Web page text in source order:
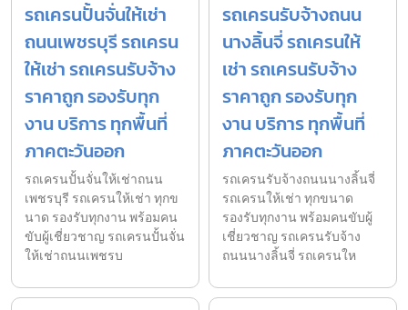
รถเครนปั้นจั่นให้เช่า
ถนนเพชรบุรี รถเครน
ให้เช่า รถเครนรับจ้าง
ราคาถูก รองรับทุก
งาน บริการ ทุกพื้นที่
ภาคตะวันออก
รถเครนปั้นจั่นให้เช่าถนน
เพชรบุรี รถเครนให้เช่า ทุกข
นาด รองรับทุกงาน พร้อมคน
ขับผู้เชี่ยวชาญ รถเครนปั้นจั่น
ให้เช่าถนนเพชรบ
รถเครนรับจ้างถนน
นางลิ้นจี่ รถเครนให้
เช่า รถเครนรับจ้าง
ราคาถูก รองรับทุก
งาน บริการ ทุกพื้นที่
ภาคตะวันออก
รถเครนรับจ้างถนนนางลิ้นจี่
รถเครนให้เช่า ทุกขนาด
รองรับทุกงาน พร้อมคนขับผู้
เชี่ยวชาญ รถเครนรับจ้าง
ถนนนางลิ้นจี่ รถเครนให